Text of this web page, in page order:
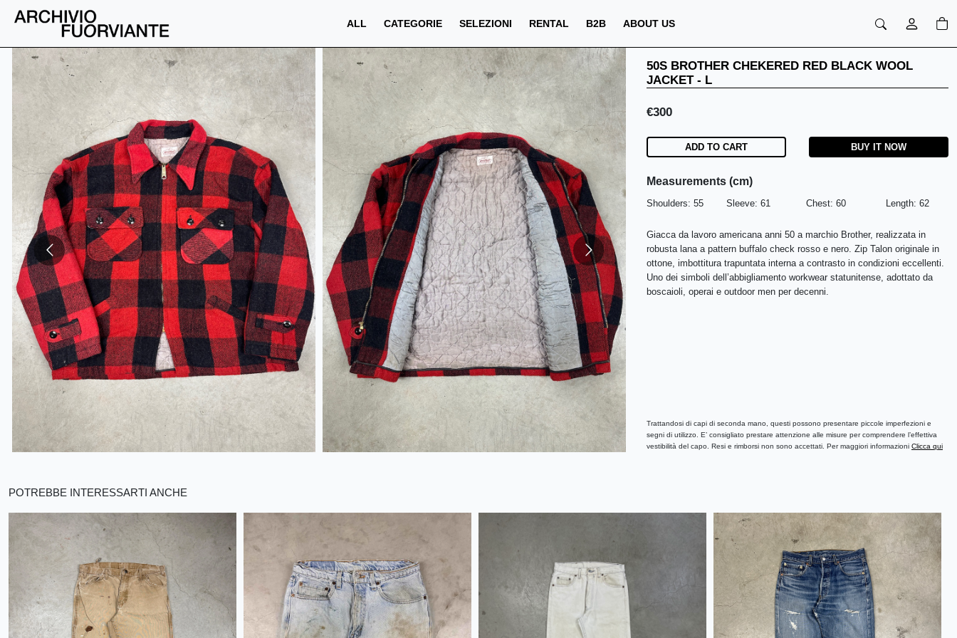
ALL CATEGORIE SELEZIONI RENTAL B2B ABOUT US
PREZZO QTA PREZZO TOTALE
€ NaN
50S BROTHER CHEKERED RED BLACK WOOL
JACKET- L
€300
ADD TO CART BUY IT NOW
Measurements (cm)
Shoulders: 55 Sleeve: 61 Chest: 60 Length: 62
Giacca da lavoro americana anni 50 a marchio Brother, realizzata in
robusta lana a pattern buffalo check rosso e nero. Zip Talon originale in
ottone, imbottitura trapuntata interna a contrasto in condizioni eccellenti.
Uno dei simboli dell’abbigliamento workwear statunitense, adottato da
boscaioli, operai e outdoor men per decenni.
Trattandosi di capi di seconda mano, questi possono presentare piccole imperfezioni e
segni di utilizzo. E’ consigliato prestare attenzione alle misure per comprendere l’effettiva
vestibilità del capo. Resi e rimborsi non sono accettati. Per maggiori informazioni Clicca qui
POTREBBE INTERESSARTI ANCHE